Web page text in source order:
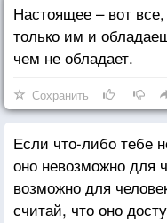
Настоящее – вот
только им и
чем не обладает.
Сохранить
Если что-либо тебе
оно невозможно для
возможно для
считай, что оно